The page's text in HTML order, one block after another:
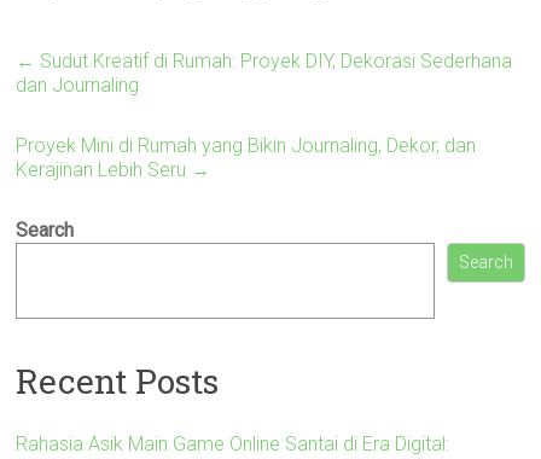
← Sudut Kreatif di Rumah: Proyek DIY, Dekorasi Sederhana
dan Journaling
Proyek Mini di Rumah yang Bikin Journaling, Dekor, dan
Kerajinan Lebih Seru →
Search
Search
Recent Posts
Rahasia Asik Main Game Online Santai di Era Digital: